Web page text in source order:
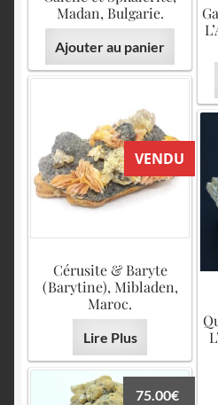
Madan, Bulgarie.
Ajouter au panier
VENDU
Cérusite & Baryte
(Barytine), Mibladen,
Maroc.
Lire Plus
75.00€